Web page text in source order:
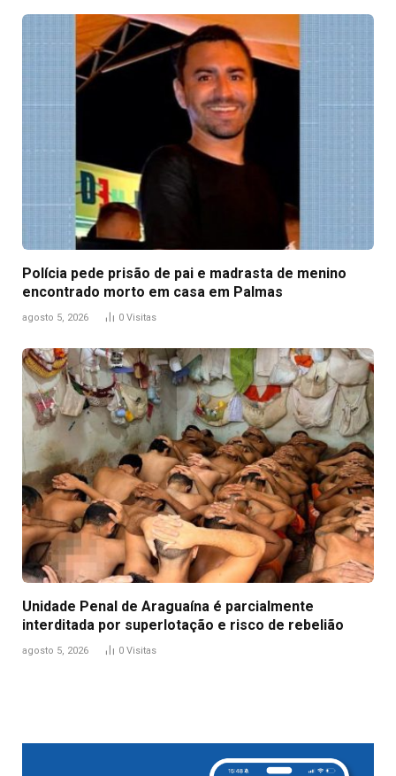
Polícia pede prisão de pai e madrasta de menino
encontrado morto em casa em Palmas
agosto 5, 2026 0 Visitas
Unidade Penal de Araguaína é parcialmente
interditada por superlotação e risco de rebelião
agosto 5, 2026 0 Visitas